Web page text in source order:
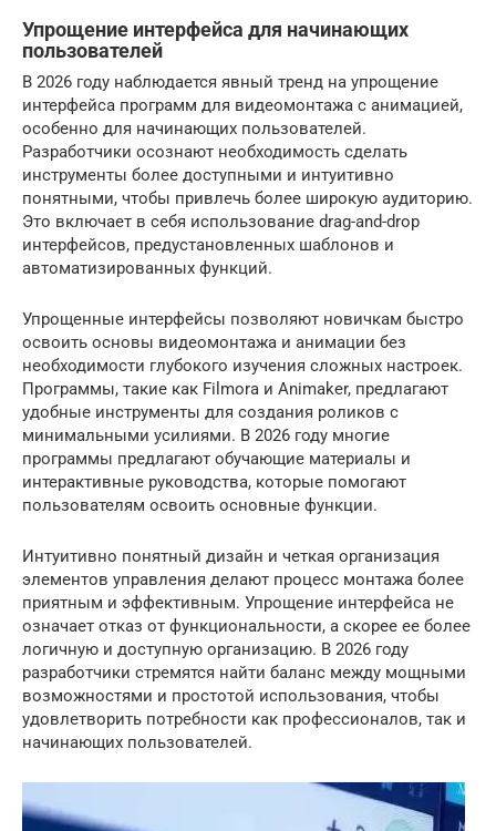
Упрощение интерфейса для начинающих
пользователей
В 2026 году наблюдается явный тренд на упрощение
интерфейса программ для видеомонтажа с анимацией,
особенно для начинающих пользователей.
Разработчики осознают необходимость сделать
инструменты более доступными и интуитивно
понятными, чтобы привлечь более широкую аудиторию.
Это включает в себя использование drag-and-drop
интерфейсов, предустановленных шаблонов и
автоматизированных функций.
Упрощенные интерфейсы позволяют новичкам быстро
освоить основы видеомонтажа и анимации без
необходимости глубокого изучения сложных настроек.
Программы, такие как Filmora и Animaker, предлагают
удобные инструменты для создания роликов с
минимальными усилиями. В 2026 году многие
программы предлагают обучающие материалы и
интерактивные руководства, которые помогают
пользователям освоить основные функции.
Интуитивно понятный дизайн и четкая организация
элементов управления делают процесс монтажа более
приятным и эффективным. Упрощение интерфейса не
означает отказ от функциональности, а скорее ее более
логичную и доступную организацию. В 2026 году
разработчики стремятся найти баланс между мощными
возможностями и простотой использования, чтобы
удовлетворить потребности как профессионалов, так и
начинающих пользователей.